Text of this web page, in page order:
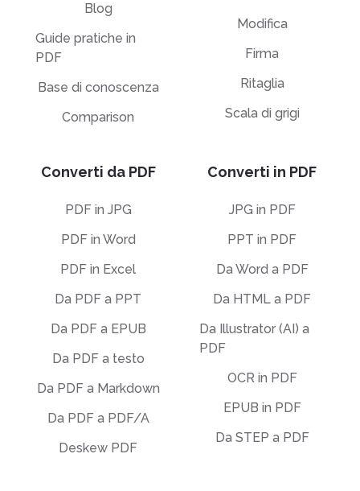
Blog
Guide pratiche in
PDF
Base di conoscenza
Comparison
Modifica
Firma
Ritaglia
Scala di grigi
Converti da PDF
PDF in JPG
PDF in Word
PDF in Excel
Da PDF a PPT
Da PDF a EPUB
Da PDF a testo
Da PDF a Markdown
Da PDF a PDF/A
Deskew PDF
Converti in PDF
JPG in PDF
PPT in PDF
Da Word a PDF
Da HTML a PDF
Da Illustrator (AI) a
PDF
OCR in PDF
EPUB in PDF
Da STEP a PDF